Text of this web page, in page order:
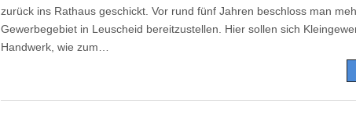
zurück ins Rathaus geschickt. Vor rund fünf Jahren beschloss man
Gewerbegebiet in Leuscheid bereitzustellen. Hier sollen sich
Handwerk, wie zum…